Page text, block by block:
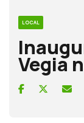
LOCAL
Vegia